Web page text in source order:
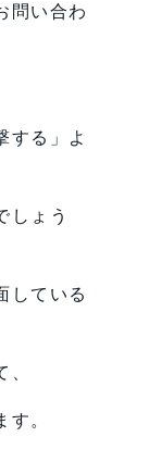
問い合わ
する」よ
しょう
している
す。